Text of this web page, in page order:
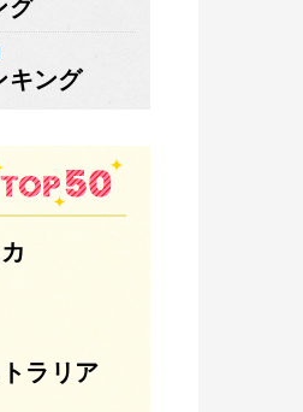
グ
キング
ラリア